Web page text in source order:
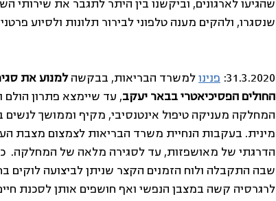
שהגיעו לארגונים, וביקשנו בין היתר לתגבר את שירותי
שנסגרו, ולהקים מענה טלפוני לבירור תלונות ולסיוע
31.3.2020: פנינו למשרד הבריאות, בבקשה למנוע את
החולים הפסיכיאטרי בבאר יעקב, עד שיימצא פתרון
המחלקה מעניקה טיפול אינטנסיבי, מקיף וממושך
מינית. בעקבות הנחיית משרד הבריאות לצמצום מצבת
הדרגתי של מאושפזות, עד לסגירה מלאה של המחלקה.
שבה התקבלה ולוח הזמנים הקצר שניתן לביצועה לוקים
לרגרסיה קשה במצבן הנפשי ואף חושפים אותן לסכנת חיים